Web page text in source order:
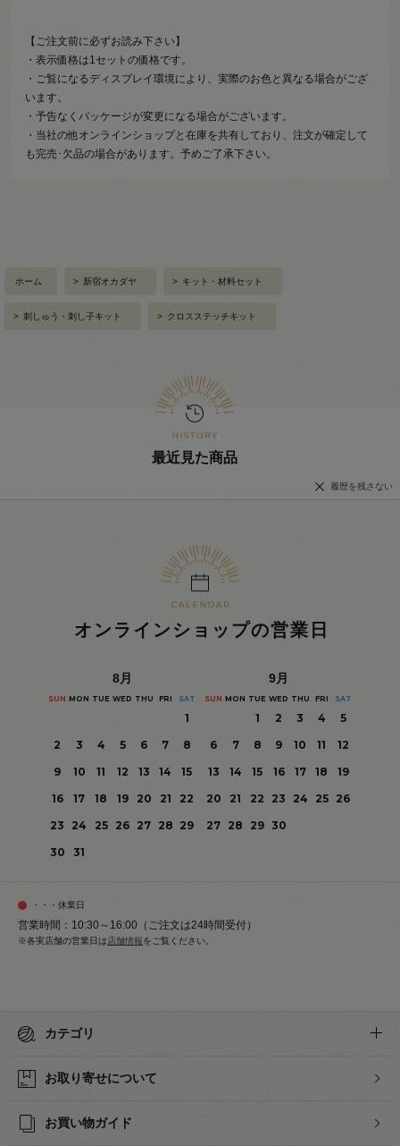
【ご注文前に必ずお読み下さい】
・表示価格は1セットの価格です。
・ご覧になるディスプレイ環境により、実際のお色と異なる場合がござ
います。
・予告なくパッケージが変更になる場合がございます。
・当社の他オンラインショップと在庫を共有しており、注文が確定して
も完売･欠品の場合があります。予めご了承下さい。
ホーム > 新宿オカダヤ > キット・材料セット
> 刺しゅう・刺し子キット > クロスステッチキット
最近見た商品
履歴を残さない
オンラインショップの営業日
8月
SUN MON TUE WED THU FRI SAT
1
2
3 4 5 6 7
8
9
10 11 12 13 14
15
16
17 18 19 20 21
22
23
24 25 26 27 28 29
30
31
9月
SUN MON TUE WED THU FRI SAT
1 2 3 4
5
6
7 8 9 10 11
12
13
14 15 16 17 18
19
20
21 22 23 24 25
26
27 28 29 30
・・・休業日
営業時間：10:30～16:00（ご注文は24時間受付）
※各実店舗の営業日は 店舗情報をご覧ください。
カテゴリ
お取り寄せについて
お買い物ガイド